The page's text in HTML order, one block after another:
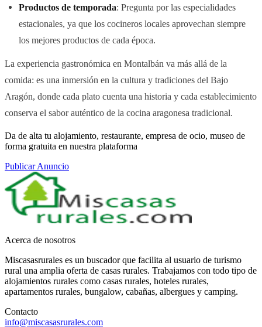
Productos de temporada: Pregunta por las especialidades
estacionales, ya que los cocineros locales aprovechan siempre
los mejores productos de cada época.
La experiencia gastronómica en Montalbán va más allá de la
comida: es una inmersión en la cultura y tradiciones del Bajo
Aragón, donde cada plato cuenta una historia y cada establecimiento
conserva el sabor auténtico de la cocina aragonesa tradicional.
Da de alta tu alojamiento, restaurante, empresa de ocio, museo de
forma gratuita en nuestra plataforma
Publicar Anuncio
Acerca de nosotros
Miscasasrurales es un buscador que facilita al usuario de turismo
rural una amplia oferta de casas rurales. Trabajamos con todo tipo de
alojamientos rurales como casas rurales, hoteles rurales,
apartamentos rurales, bungalow, cabañas, albergues y camping.
Contacto
info@miscasasrurales.com